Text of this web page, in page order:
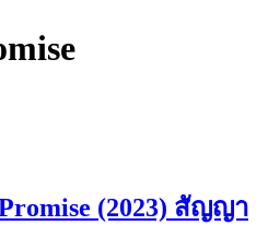
(2023) สัญญา